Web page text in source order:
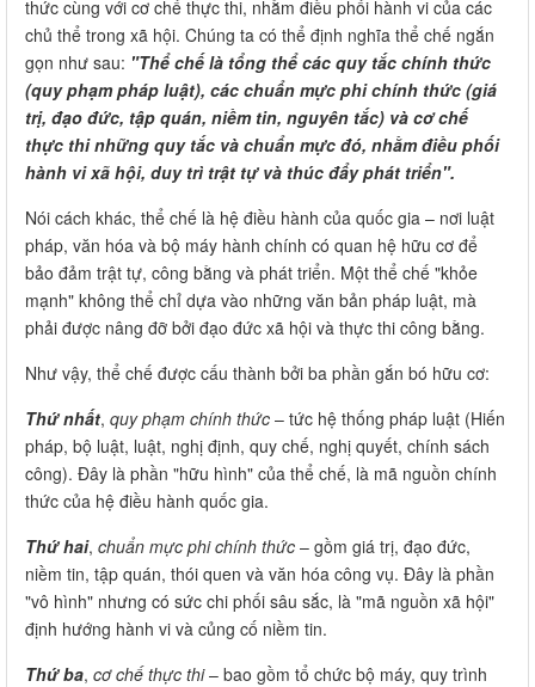
thức cùng với cơ chế thực thi, nhằm điều phối hành vi của các
chủ thể trong xã hội. Chúng ta có thể định nghĩa thể chế ngắn
gọn như sau: "Thể chế là tổng thể các quy tắc chính thức
(quy phạm pháp luật), các chuẩn mực phi chính thức (giá
trị, đạo đức, tập quán, niềm tin, nguyên tắc) và cơ chế
thực thi những quy tắc và chuẩn mực đó, nhằm điều phối
hành vi xã hội, duy trì trật tự và thúc đẩy phát triển".
Nói cách khác, thể chế là hệ điều hành của quốc gia – nơi luật
pháp, văn hóa và bộ máy hành chính có quan hệ hữu cơ để
bảo đảm trật tự, công bằng và phát triển. Một thể chế "khỏe
mạnh" không thể chỉ dựa vào những văn bản pháp luật, mà
phải được nâng đỡ bởi đạo đức xã hội và thực thi công bằng.
Như vậy, thể chế được cấu thành bởi ba phần gắn bó hữu cơ:
Thứ nhất, quy phạm chính thức – tức hệ thống pháp luật (Hiến
pháp, bộ luật, luật, nghị định, quy chế, nghị quyết, chính sách
công). Đây là phần "hữu hình" của thể chế, là mã nguồn chính
thức của hệ điều hành quốc gia.
Thứ hai, chuẩn mực phi chính thức – gồm giá trị, đạo đức,
niềm tin, tập quán, thói quen và văn hóa công vụ. Đây là phần
"vô hình" nhưng có sức chi phối sâu sắc, là "mã nguồn xã hội"
định hướng hành vi và củng cố niềm tin.
Thứ ba, cơ chế thực thi– bao gồm tổ chức bộ máy, quy trình